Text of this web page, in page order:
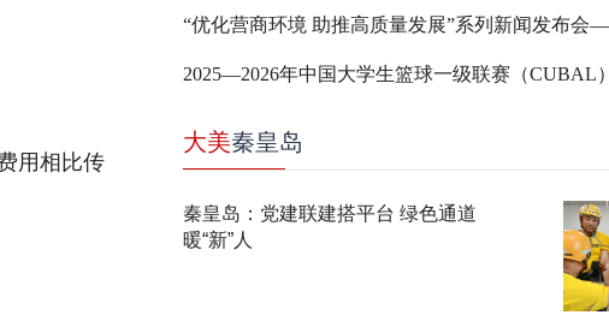
用相比传
大美秦皇岛
秦皇岛：党建联建搭平台 绿色通道
暖“新”人